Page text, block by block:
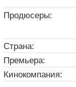
Продюсеры:
Страна:
Премьера:
Кинокомпания: